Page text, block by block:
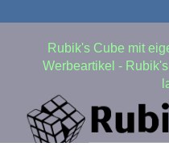
Rubik's Cube mit
Werbeartikel -